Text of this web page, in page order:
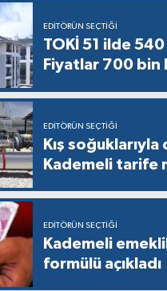
EDITÖRÜN SEÇTIĞI
TOKİ 51 ilde
Fiyatlar 700 bin
EDITÖRÜN SEÇTIĞI
Kış
Kademeli tarife
EDITÖRÜN SEÇTIĞI
Kademeli
formülü açıkladı